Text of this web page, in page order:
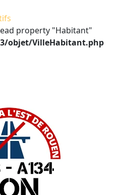
property "Habitant"
objet/VilleHabitant.php